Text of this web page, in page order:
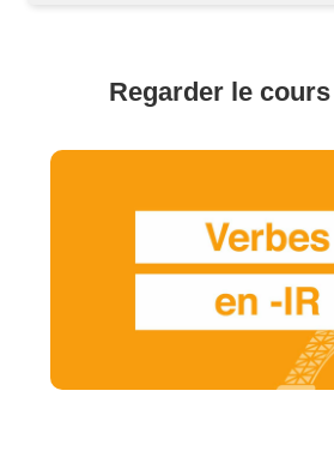
Regarder le